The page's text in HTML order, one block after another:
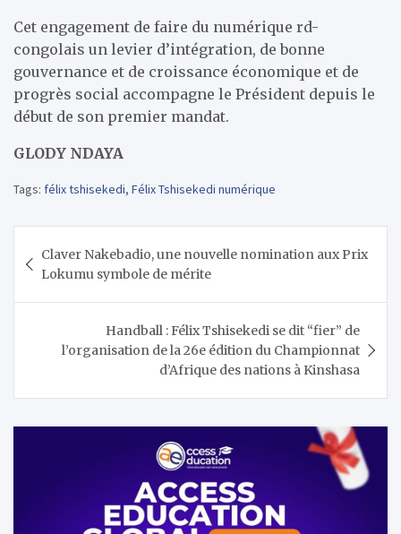
Cet engagement de faire du numérique rd-
congolais un levier d’intégration, de bonne
gouvernance et de croissance économique et de
progrès social accompagne le Président depuis le
début de son premier mandat.
GLODY NDAYA
Tags: félix tshisekedi, Félix Tshisekedi numérique
de
l’article
Claver Nakebadio, une nouvelle nomination aux Prix
Lokumu symbole de mérite
Handball : Félix Tshisekedi se dit “fier” de
l’organisation de la 26e édition du Championnat
d’Afrique des nations à Kinshasa